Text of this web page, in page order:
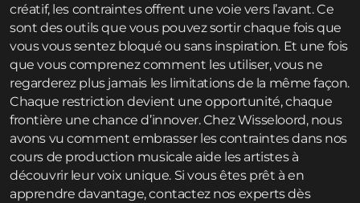
créatif, les contraintes offrent une voie vers l’avant. Ce
sont des outils que vous pouvez sortir chaque fois que
vous vous sentez bloqué ou sans inspiration. Et une fois
que vous comprenez comment les utiliser, vous ne
regarderez plus jamais les limitations de la même façon.
Chaque restriction devient une opportunité, chaque
frontière une chance d’innover. Chez Wisseloord, nous
avons vu comment embrasser les contraintes dans nos
cours de production musicale aide les artistes à
découvrir leur voix unique. Si vous êtes prêt à en
apprendre davantage,contacteznos experts dès